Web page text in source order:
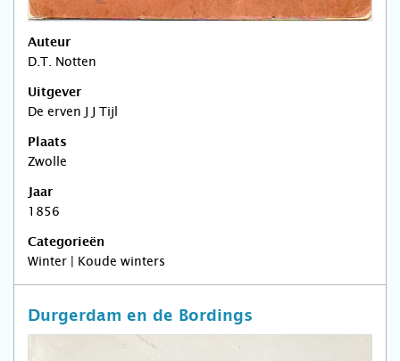
Auteur
D.T. Notten
Uitgever
De erven J J Tijl
Plaats
Zwolle
Jaar
1856
Categorieën
Winter | Koude winters
Durgerdam en de Bordings